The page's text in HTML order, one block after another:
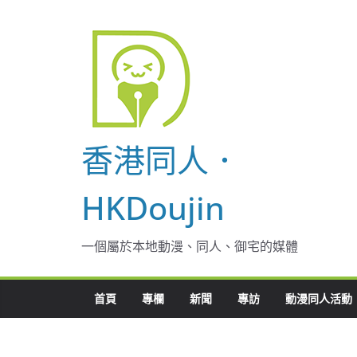
香港同人．
HKDoujin
一個屬於本地動漫、同人、御宅的媒體
首頁 專欄 新聞 專訪 動漫同人活動